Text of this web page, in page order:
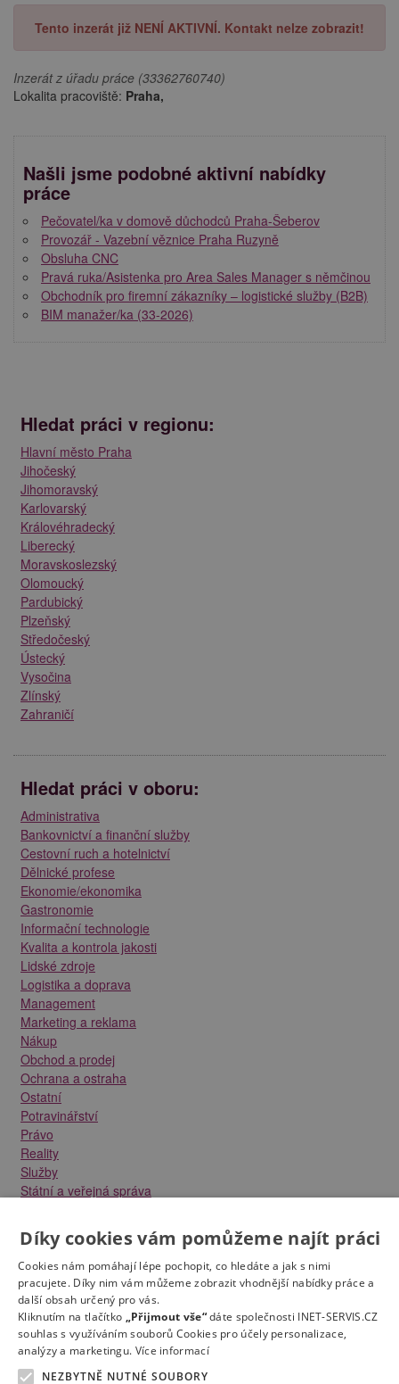
Tento inzerát již NENÍ AKTIVNÍ. Kontakt nelze zobrazit!
Inzerát z úřadu práce (33362760740)
Lokalita pracoviště: Praha,
Našli jsme podobné aktivní nabídky
práce
Pečovatel/ka v domově důchodců Praha-Šeberov
Provozář - Vazební věznice Praha Ruzyně
Obsluha CNC
Pravá ruka/Asistenka pro Area Sales Manager s němčinou
Obchodník pro firemní zákazníky – logistické služby (B2B)
BIM manažer/ka (33-2026)
Hledat práci v regionu:
Hlavní město Praha
Jihočeský
Jihomoravský
Karlovarský
Královéhradecký
Liberecký
Moravskoslezský
Olomoucký
Pardubický
Plzeňský
Středočeský
Ústecký
Vysočina
Zlínský
Zahraničí
Hledat práci v oboru:
Administrativa
Bankovnictví a finanční služby
Cestovní ruch a hotelnictví
Dělnické profese
Ekonomie/ekonomika
Gastronomie
Informační technologie
Kvalita a kontrola jakosti
Lidské zdroje
Logistika a doprava
Management
Marketing a reklama
Nákup
Obchod a prodej
Ochrana a ostraha
Ostatní
Potravinářství
Právo
Reality
Služby
Státní a veřejná správa
Strojírenství
Technika a elektrotechnika
Tvůrčí práce a design
Výroba
Vzdělávání a školství
Zdravotnictví
Zemědělství, lesnictví a vodní hospodářství
Díky cookies vám pomůžeme najít práci
Cookies nám pomáhají lépe pochopit, co hledáte a jak s nimi
pracujete. Díky nim vám můžeme zobrazit vhodnější nabídky práce a
další obsah určený pro vás.
Kliknutím na tlačítko „Přijmout vše“dáte společnosti INET-SERVIS.CZ
souhlas s využíváním souborů Cookies pro účely personalizace,
analýzy a marketingu. Více informací
NEZBYTNĚ NUTNÉ SOUBORY